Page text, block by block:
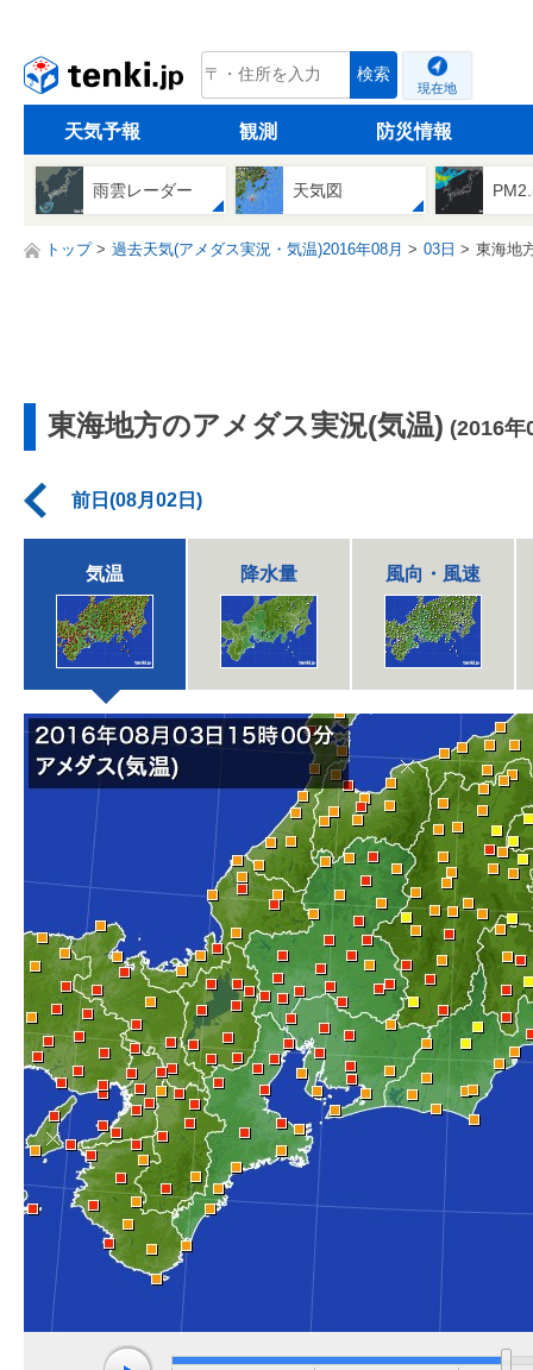
tenki.jp 検索
現在地
天気予報 観測 防災情報
雨雲レーダー 天気図
トップ 過去天気(アメダス実況・気温)2016年08月 03日 東海地
東海地方のアメダス実況(気温) (2016年
前日(08月02日)
気温 降水量 風向・風速